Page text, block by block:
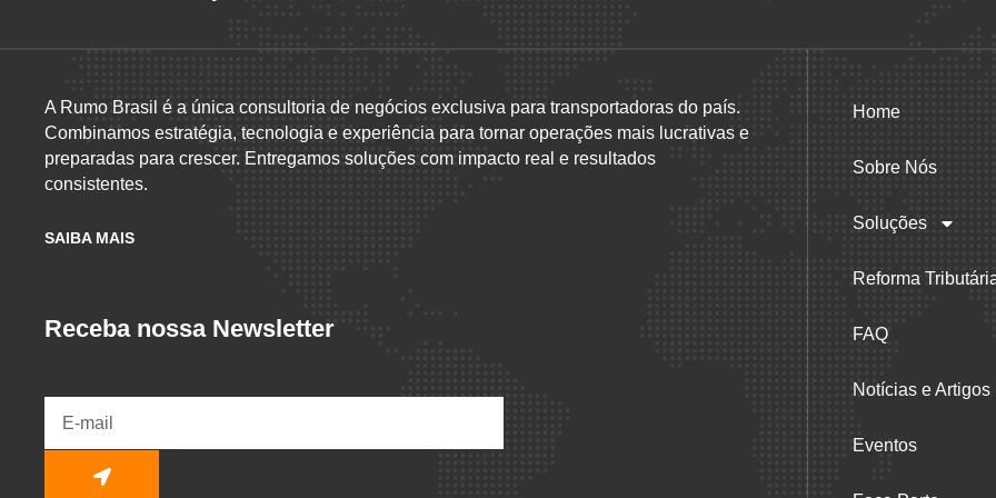
A Rumo Brasil é a única consultoria de negócios exclusiva para transportadoras do país.
Combinamos estratégia, tecnologia e experiência para tornar operações mais lucrativas e
preparadas para crescer. Entregamos soluções com impacto real e resultados
consistentes.
SAIBA MAIS
Receba nossa Newsletter
Home
Sobre Nós
Soluções
Reforma
FAQ
Notícias e Artigos
Eventos